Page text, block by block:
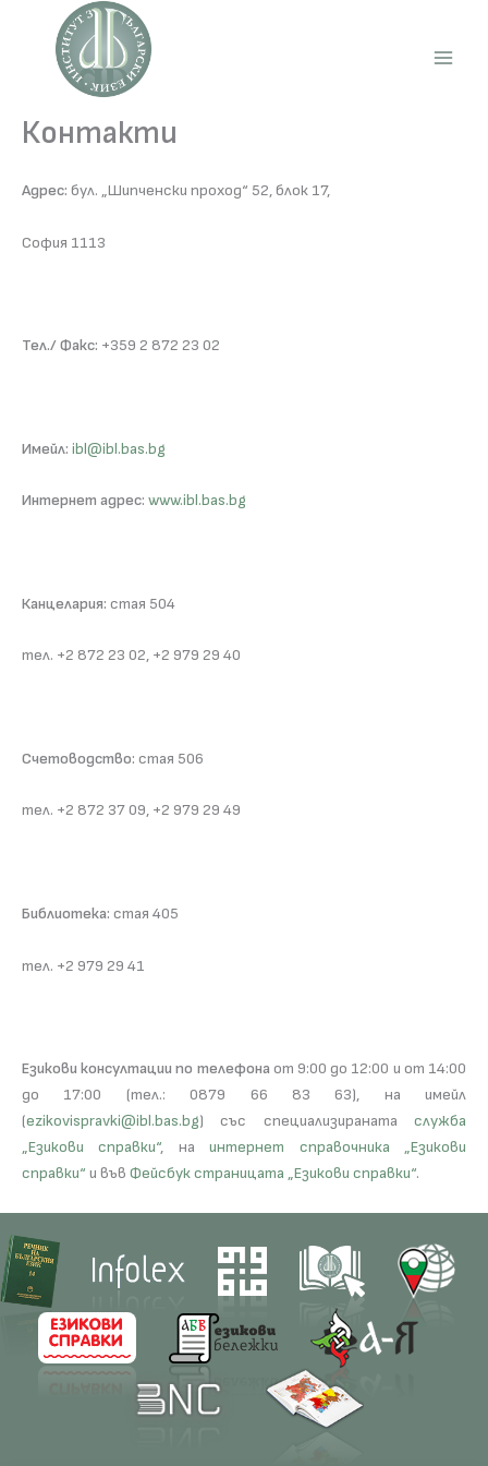
content
Контакти
Адрес: бул. „Шипченски проход“ 52, блок 17,
София 1113
Тел./ Факс: +359 2 872 23 02
Имейл: ibl@ibl.bas.bg
Интернет адрес: www.ibl.bas.bg
Канцелария: стая 504
тел. +2 872 23 02, +2 979 29 40
Счетоводство: стая 506
тел. +2 872 37 09, +2 979 29 49
Библиотека: стая 405
тел. +2 979 29 41
Езикови консултации по телефона от 9:00 до 12:00 и от 14:00
до 17:00 (тел.: 0879 66 83 63), на имейл
(ezikovispravki@ibl.bas.bg) със специализираната служба
„Езикови справки“, наинтернет справочника „Езикови
справки“ и във Фейсбук страницата „Езикови справки“.